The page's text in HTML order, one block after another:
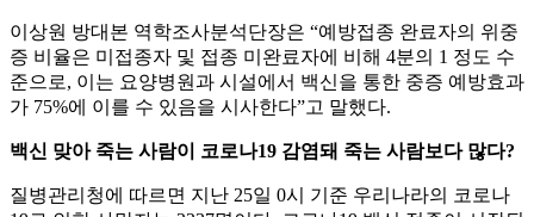
이상원 방대본 역학조사분석단장은 “예방접종 완료자의 위중
증 비율은 미접종자 및 접종 미완료자에 비해 4분의 1 정도 수
준으로, 이는 요양병원과 시설에서 백신을 통한 중증 예방효과
가 75%에 이를 수 있음을 시사한다”고 말했다.
백신 맞아 죽는 사람이 코로나19 감염돼 죽는 사람보다 많다?
질병관리청에 따르면 지난 25일 0시 기준 우리나라의 코로나